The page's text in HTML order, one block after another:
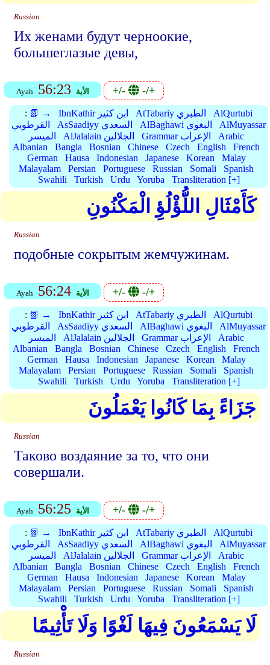
Russian
Их женами будут черноокие,
большеглазые девы,
Ayah 56:23 الأية +/- -/+
: 📗 → IbnKathir ابن كثير AtTabariy الطبري
AlQurtubi
القرطوبي
AsSaadiyy السعدي AlBaghawi البغوي
AlMuyassar
الميسر
AlJalalain الجلالين Grammar الإعراب
Arabic
Albanian
Bangla Bosnian Chinese Czech English
French
German
Hausa Indonesian Japanese Korean
Malay
Malayalam
Persian Portuguese Russian Somali
Spanish
Swahili
Turkish Urdu Yoruba Transliteration [+]
كَأَمْثَالِ اللُّؤْلُؤِ الْمَكْنُونِ
Russian
подобные сокрытым жемчужинам.
Ayah 56:24 الأية +/- -/+
: 📗 → IbnKathir ابن كثير AtTabariy الطبري
AlQurtubi
القرطوبي
AsSaadiyy السعدي AlBaghawi البغوي
AlMuyassar
الميسر
AlJalalain الجلالين Grammar الإعراب
Arabic
Albanian
Bangla Bosnian Chinese Czech English
French
German
Hausa Indonesian Japanese Korean
Malay
Malayalam
Persian Portuguese Russian Somali
Spanish
Swahili
Turkish Urdu Yoruba Transliteration [+]
جَزَاءً بِمَا كَانُوا يَعْمَلُونَ
Russian
Таково воздаяние за то, что они
совершали.
Ayah 56:25 الأية +/- -/+
: 📗 → IbnKathir ابن كثير AtTabariy الطبري
AlQurtubi
القرطوبي
AsSaadiyy السعدي AlBaghawi البغوي
AlMuyassar
الميسر
AlJalalain الجلالين Grammar الإعراب
Arabic
Albanian
Bangla Bosnian Chinese Czech English
French
German
Hausa Indonesian Japanese Korean
Malay
Malayalam
Persian Portuguese Russian Somali
Spanish
Swahili
Turkish Urdu Yoruba Transliteration [+]
لَا يَسْمَعُونَ فِيهَا لَغْوًا وَلَا تَأْثِيمًا
Russian